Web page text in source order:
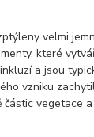
velmi
které
a jsou
vzniku
vegetace